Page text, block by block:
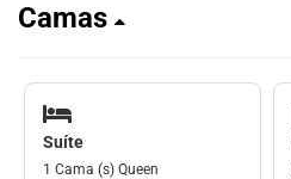
Camas
Suíte
1 Cama (s) Queen